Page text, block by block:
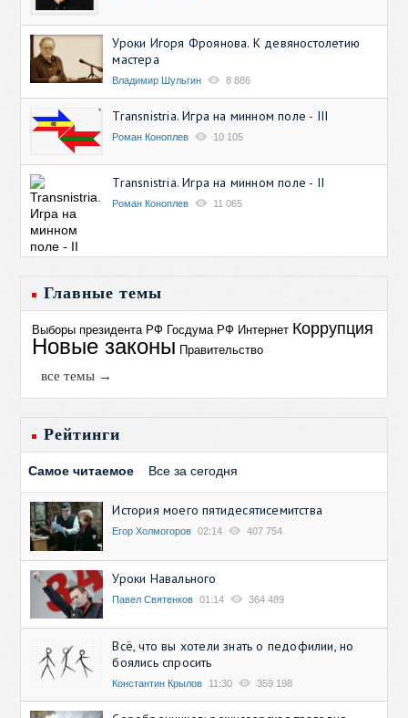
Уроки Игоря Фроянова. К девяностолетию
мастера
Владимир Шульгин 8 886
Transnistria. Игра на минном поле - III
Роман Коноплев 10 105
Transnistria. Игра на минном поле - II
Роман Коноплев 11 065
Главные темы
Выборы президента РФ Госдума РФ Интернет Коррупция
Новые законы Правительство
все темы →
Рейтинги
Самое читаемое Все за сегодня
История моего пятидесятисемитства
Егор Холмогоров 02:14 407 754
Уроки Навального
Павел Святенков 01:14 364 489
Всё, что вы хотели знать о педофилии, но
боялись спросить
Константин Крылов 11:30 359 198